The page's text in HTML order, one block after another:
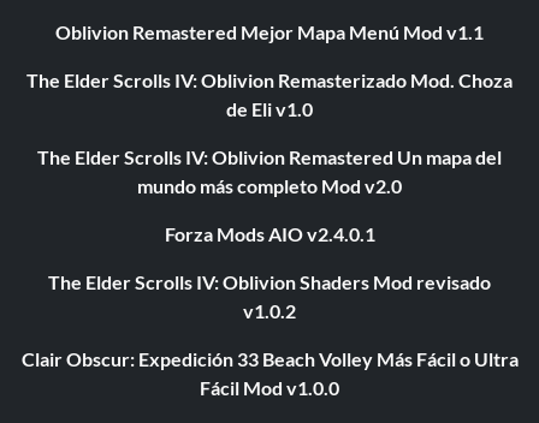
Oblivion Remastered Mejor Mapa Menú Mod v1.1
The Elder Scrolls IV: Oblivion Remasterizado Mod. Choza
de Eli v1.0
The Elder Scrolls IV: Oblivion Remastered Un mapa del
mundo más completo Mod v2.0
Forza Mods AIO v2.4.0.1
The Elder Scrolls IV: Oblivion Shaders Mod revisado
v1.0.2
Clair Obscur: Expedición 33 Beach Volley Más Fácil o Ultra
Fácil Mod v1.0.0